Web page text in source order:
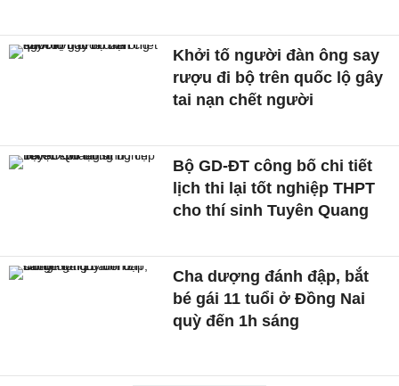
Khởi tố người đàn ông say
rượu đi bộ trên quốc lộ gây
tai nạn chết người
Bộ GD-ĐT công bố chi tiết
lịch thi lại tốt nghiệp THPT
cho thí sinh Tuyên Quang
Cha dượng đánh đập, bắt
bé gái 11 tuổi ở Đồng Nai
quỳ đến 1h sáng